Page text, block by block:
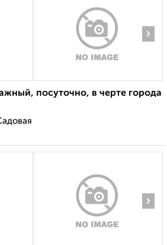
›
посуточно, в черте города
›